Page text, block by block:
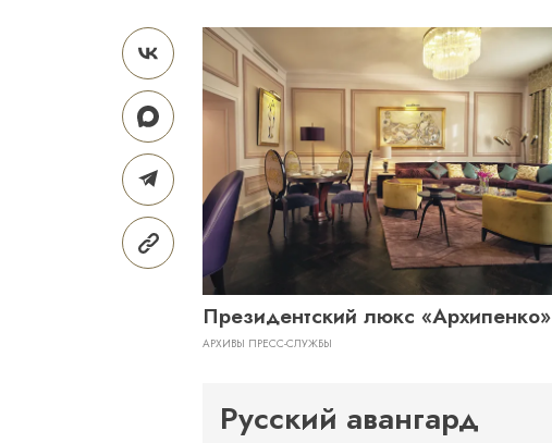
Президентский люкс «Архипенко»
АРХИВЫ ПРЕСС-СЛУЖБЫ
Русский авангард